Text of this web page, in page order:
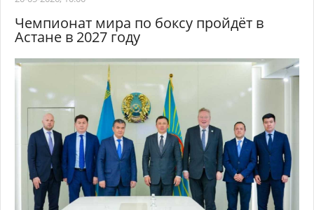
Чемпионат мира по боксу пройдёт в
Астане в 2027 году